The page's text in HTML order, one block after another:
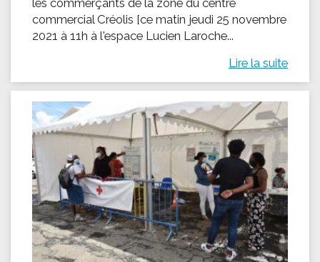
commercial Créolis [ce matin jeudi 25 novembre
2021 à 11h à l'espace Lucien Laroche...
Lire la suite